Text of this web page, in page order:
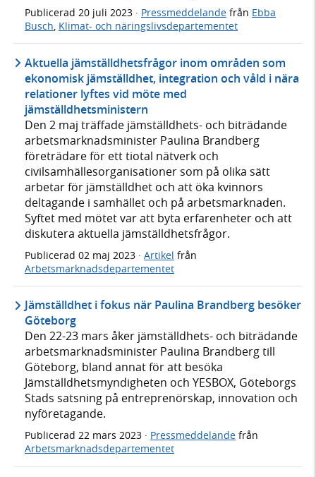
Publicerad 20 juli 2023 · Pressmeddelande från Ebba
Busch, Klimat- och näringslivsdepartementet
Aktuella jämställdhetsfrågor inom områden som
ekonomisk jämställdhet, integration och våld i nära
relationer lyftes vid möte med
jämställdhetsministern
Den 2 maj träffade jämställdhets- och biträdande
arbetsmarknadsminister Paulina Brandberg
företrädare för ett tiotal nätverk och
civilsamhällesorganisationer som på olika sätt
arbetar för jämställdhet och att öka kvinnors
deltagande i samhället och på arbetsmarknaden.
Syftet med mötet var att byta erfarenheter och att
diskutera aktuella jämställdhetsfrågor.
Publicerad 02 maj 2023 · Artikel från
Arbetsmarknadsdepartementet
Jämställdhet i fokus när Paulina Brandberg besöker
Göteborg
Den 22-23 mars åker jämställdhets- och biträdande
arbetsmarknadsminister Paulina Brandberg till
Göteborg, bland annat för att besöka
Jämställdhetsmyndigheten och YESBOX, Göteborgs
Stads satsning på entreprenörskap, innovation och
nyföretagande.
Publicerad 22 mars 2023 · Pressmeddelande från
Arbetsmarknadsdepartementet